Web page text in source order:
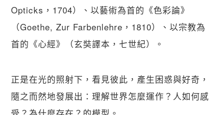
Opticks，1704）、以藝術為首的《色彩論》
（Goethe, Zur Farbenlehre，1810）、以宗教為
首的《心經》（玄奘譯本，七世紀）。
正是在光的照射下，看見彼此，產生困惑與好奇，
隨之而然地發展出：理解世界怎麼運作？人如何感